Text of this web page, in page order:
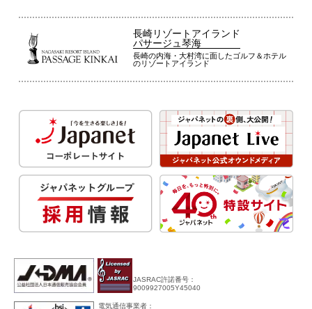
長崎リゾートアイランド
パサージュ琴海
長崎の内海・大村湾に面したゴルフ＆ホテル
のリゾートアイランド
JASRAC許諾番号：
9009927005Y45040
電気通信事業者：